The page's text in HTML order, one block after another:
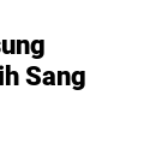
Sang